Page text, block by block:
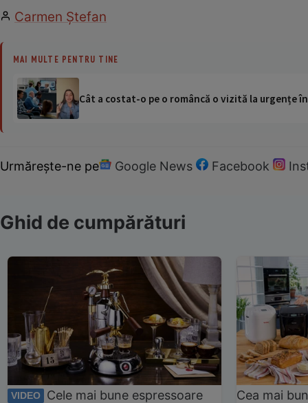
Carmen Ştefan
MAI MULTE PENTRU TINE
Cât a costat-o pe o româncă o vizită la urgențe
Urmărește-ne pe Google News Facebook
Ghid de cumpărături
VIDEO Cele mai bune espressoare
Cea mai